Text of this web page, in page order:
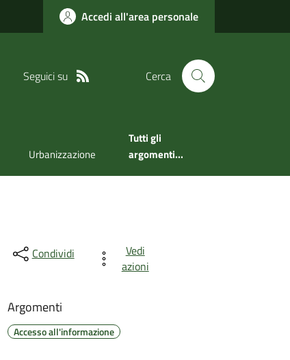
Accedi all'area personale
Seguici su Cerca
Urbanizzazione
Tutti gli
argomenti...
Condividi
Vedi
azioni
Argomenti
Accesso all'informazione